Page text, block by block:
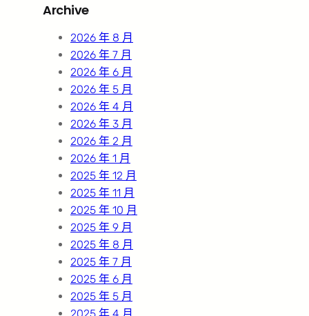
c
Archive
2026 年 8 月
2026 年 7 月
2026 年 6 月
2026 年 5 月
2026 年 4 月
2026 年 3 月
2026 年 2 月
2026 年 1 月
2025 年 12 月
2025 年 11 月
2025 年 10 月
2025 年 9 月
2025 年 8 月
2025 年 7 月
2025 年 6 月
2025 年 5 月